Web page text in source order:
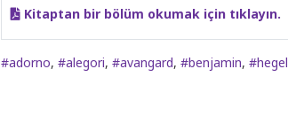
Kitaptan bir bölüm okumak için tıklayın.
#adorno, #alegori, #avangard, #benjamin, #hegel